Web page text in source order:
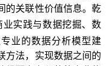
的关联性价值信息。乾
业实践与数据挖掘、数
业的数据分析模型建
方法，实现数据之间的